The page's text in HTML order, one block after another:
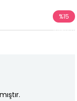
%15
İndirim